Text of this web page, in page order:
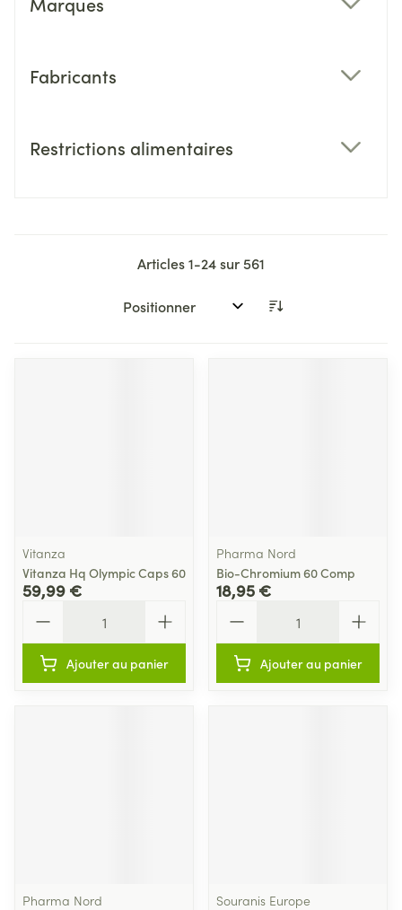
Fabricants
Restrictions alimentaires
Articles1-24sur561
Trier par:
Vitanza
Vitanza Hq Olympic Caps 60
59,99 €
Ajouter au panier
Pharma Nord
Bio-Chromium 60 Comp
18,95 €
Ajouter au panier
Pharma Nord
Souranis Europe